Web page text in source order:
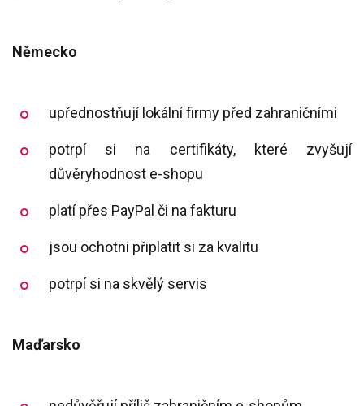
Německo
upřednostňují lokální firmy před zahraničními
potrpí si na certifikáty, které zvyšují
důvěryhodnost e-shopu
platí přes PayPal či na fakturu
jsou ochotni připlatit si za kvalitu
potrpí si na skvělý servis
Maďarsko